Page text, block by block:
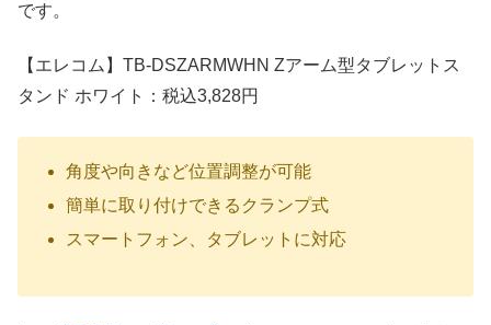
です。
【エレコム】TB-DSZARMWHN Zアーム型タブレットス
タンド ホワイト：税込3,828円
角度や向きなど位置調整が可能
簡単に取り付けできるクランプ式
スマートフォン、タブレットに対応